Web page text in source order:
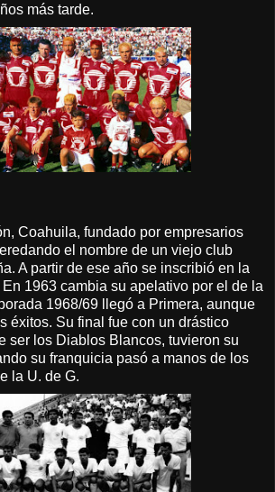
más tarde.
Coahuila, fundado por empresarios
el nombre de un viejo club
A partir de ese año se inscribió en la
1963 cambia su apelativo por el de la
1968/69 llegó a Primera, aunque
éxitos. Su final fue con un drástico
ser los Diablos Blancos, tuvieron su
su franquicia pasó a manos de los
la U. de G.